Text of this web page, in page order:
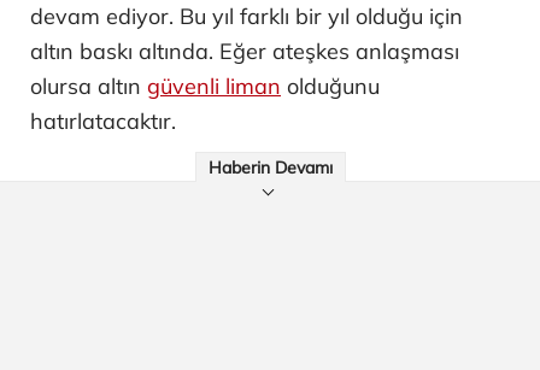
devam ediyor. Bu yıl farklı bir yıl olduğu için
altın baskı altında. Eğer ateşkes anlaşması
olursa altın güvenli liman olduğunu
hatırlatacaktır.
Haberin Devamı